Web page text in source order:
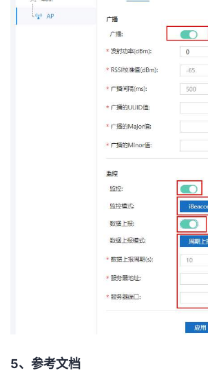
5、 参考文档